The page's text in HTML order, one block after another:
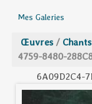
Mes Galeries
Œuvres /
4759-8480-
6A09D2C4-